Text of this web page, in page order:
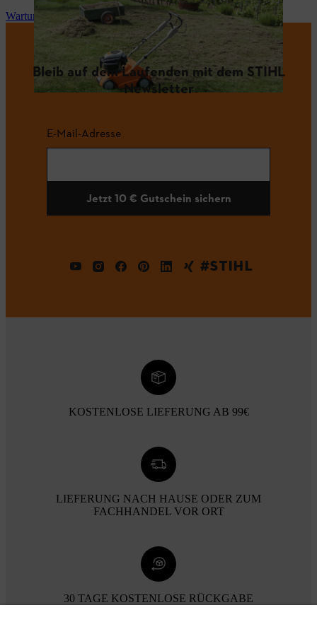
Wartung und Reparatur
Bleib auf dem Laufenden mit dem STIHL
Newsletter
E-Mail-Adresse
Jetzt 10 € Gutschein sichern
#STIHL
KOSTENLOSE LIEFERUNG AB 99€
LIEFERUNG NACH HAUSE ODER ZUM
FACHHANDEL VOR ORT
30 TAGE KOSTENLOSE RÜCKGABE